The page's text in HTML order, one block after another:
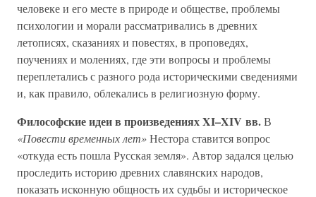
человеке и его месте в природе и обществе, проблемы
психологии и морали рассматривались в древних
летописях, сказаниях и повестях, в проповедях,
поучениях и молениях, где эти вопросы и проблемы
переплетались с разного рода историческими сведениями
и, как правило, облекались в религиозную форму.
Философские идеи в произведениях XI–XIV вв.В
«Повести временных лет»Нестора ставится вопрос
«откуда есть пошла Русская земля». Автор задался целью
проследить историю древних славянских народов,
показать исконную общность их судьбы и историческое